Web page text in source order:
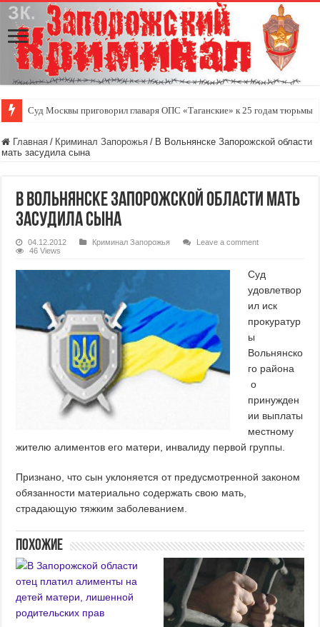
Суд Москвы приговорил главаря ОПС «Таганские» к 25 годам тюрьмы
Главная / Криминал Запорожья / В Вольнянске Запорожской области
мать засудила сына
В Вольнянске Запорожской области мать
засудила сына
04.12.2012 Криминал Запорожья
Leave a comment
46 Views
Суд
удовлетвор
ил иск
прокуратур
ы
Вольнянско
го района
о
принужден
ии выплаты
местному
жителю алиментов его матери, инвалиду первой группы.
Признано, что сын уклоняется от предусмотренной законом
обязанности материально содержать свою мать,
страдающую тяжким заболеванием.
Похожие